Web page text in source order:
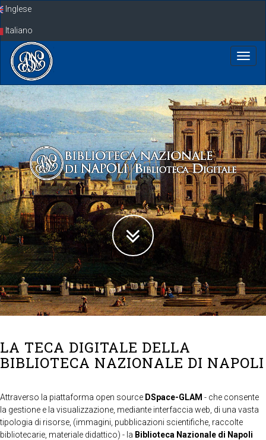
SkipInglese
Italiano
LA TECA DIGITALE DELLA
BIBLIOTECA NAZIONALE DI NAPOLI
Attraverso la piattaforma open source DSpace-GLAM - che consente
la gestione e la visualizzazione, mediante interfaccia web, di una vasta
tipologia di risorse, (immagini, pubblicazioni scientifiche, raccolte
bibliotecarie, materiale didattico) - la Biblioteca Nazionale di Napoli